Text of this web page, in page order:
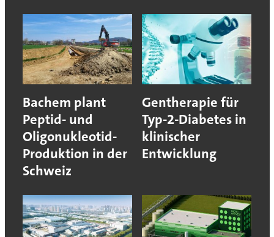
Bachem plant
Peptid- und
Oligonukleotid-
Produktion in der
Schweiz
Gentherapie für
Typ-2-Diabetes in
klinischer
Entwicklung